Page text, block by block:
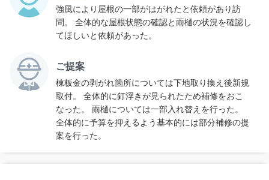
強風により屋根の一部がはがれたと依頼があり訪
問。 全体的な屋根状態の確認と雨樋の状況を確認し
てほしいと依頼があった。
ご提案
棟板金の剥がれ箇所については下地取り換え後新規
取付。 全体的に釘浮きが見られたため補修をおこ
なった。 雨樋については一部入れ替えを行った。
全体的に予算を抑えるよう基本的には部分補修の提
案を行った。